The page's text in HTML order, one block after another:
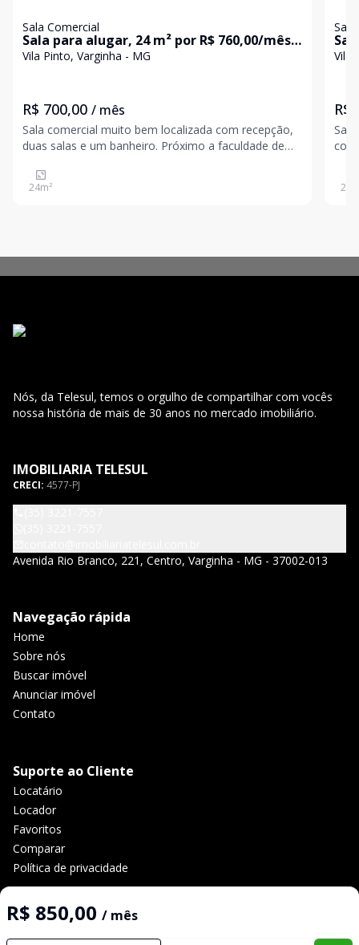
Sala Comercial
Sala para alugar, 24 m² por R$ 760,00/mês -
Vila Pinto - Varginha/MG
Vila Pinto, Varginha - MG
R$ 700,00 / mês
Sala comercial muito bem localizada com recepção,
duas salas e um banheiro. Próximo a faculdade de
24m²
Sala
Vila
R$
22
R$ 850,00 / mês
Nós, da Telesul, temos o orgulho de compartilhar com vocês
nossa história de mais de 30 anos no mercado imobiliário.
IMOBILIARIA TELESUL
CRECI: 4577-PJ
Avenida Rio Branco, 221, Centro, Varginha - MG - 37002-013
Navegação rápida
Home
Sobre nós
Buscar imóvel
Anunciar imóvel
Contato
Suporte ao Cliente
Locatário
Locador
Favoritos
Comparar
Política de privacidade